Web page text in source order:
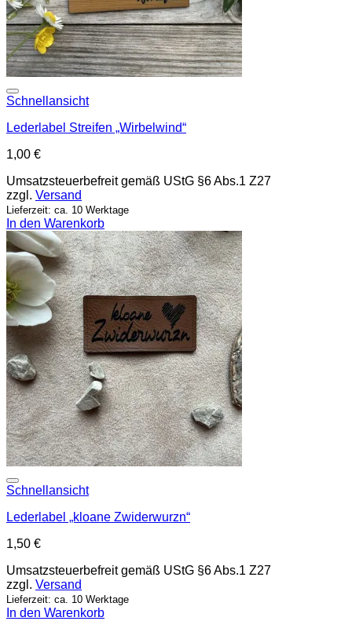
Schnellansicht
Lederlabel Streifen „Wirbelwind“
1,00 €
Umsatzsteuerbefreit gemäß UStG §6 Abs.1 Z27
zzgl. Versand
Lieferzeit: ca. 10 Werktage
In den Warenkorb
Schnellansicht
Lederlabel „kloane Zwiderwurzn“
1,50 €
Umsatzsteuerbefreit gemäß UStG §6 Abs.1 Z27
zzgl. Versand
Lieferzeit: ca. 10 Werktage
In den Warenkorb